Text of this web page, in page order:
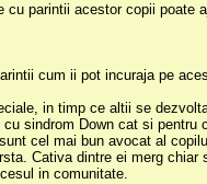
parintii acestor copii poate
cum ii pot incuraja pe
in timp ce altii se
sindrom Down cat si
cel mai bun avocat al
Cativa dintre ei merg
in comunitate.